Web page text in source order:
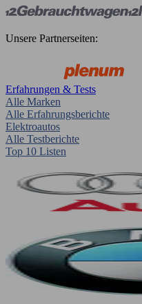
Unsere Partnerseiten:
Erfahrungen & Tests
Alle Marken
Alle Erfahrungsberichte
Elektroautos
Alle Testberichte
Top 10 Listen